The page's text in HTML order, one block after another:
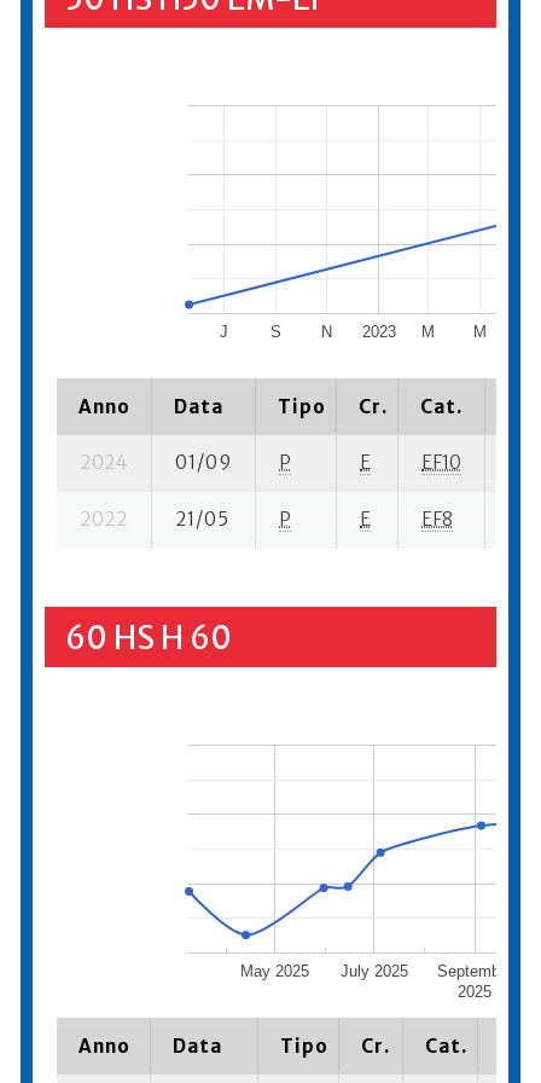
2023
J S N M M
Anno Data Tipo Cr. Cat.
2024 01/09 P E EF10
2022 21/05 P E EF8
60 HS H 60
May 2025 July 2025
September
2025
Anno Data Tipo Cr. Cat.